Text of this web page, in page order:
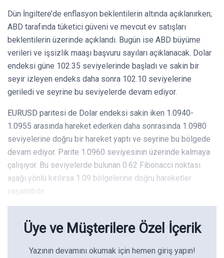
Dün İngiltere’de enflasyon beklentilerin altında açıklanırken;
ABD tarafında tüketici güveni ve mevcut ev satışları
beklentilerin üzerinde açıklandı. Bugün ise ABD büyüme
verileri ve işsizlik maaşı başvuru sayıları açıklanacak. Dolar
endeksi güne 102.35 seviyelerinde başladı ve sakin bir
seyir izleyen endeks daha sonra 102.10 seviyelerine
geriledi ve seyrine bu seviyelerde devam ediyor.
EURUSD paritesi de Dolar endeksi sakin iken 1.0940-
1.0955 arasında hareket ederken daha sonrasında 1.0980
seviyelerine doğru bir hareket yaptı ve seyrine bu bölgede
devam ediyor. Parite 1.0960 seviyesinin üzerinde kalmaya
çalışıyor. Bu seviyelerde bulunan 0.62 Fibonacci noktası
aşağı yönlü kırılırsa 1.09 bölgelerine doğru hareketler
yaşanabilir.
Üye ve Müşterilere Özel İçerik
Yazının devamını okumak için hemen giriş yapın!